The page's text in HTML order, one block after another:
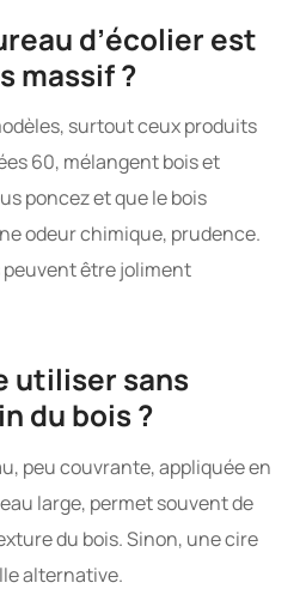
d’écolier est
massif ?
surtout ceux produits
60, mélangent bois et
poncez et que le bois
odeur chimique, prudence.
peuvent être joliment
utiliser sans
du bois ?
peu couvrante, appliquée en
large, permet souvent de
du bois. Sinon, une cire
alternative.